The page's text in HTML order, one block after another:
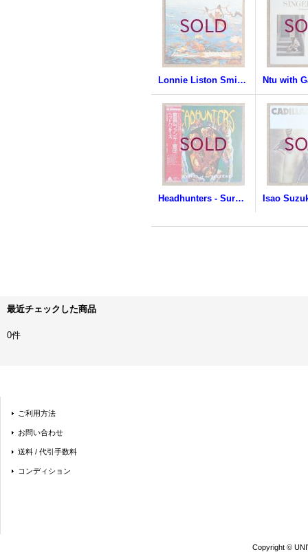
Lonnie Liston Smith & The Cosmic Echoes - Reflections Of A Golden Dream
Headhunters - Survival Of The Fittest
最近チェックした商品
0件
ご利用方法
お問い合わせ
送料 / 代引手数料
コンディション
Copyright ©